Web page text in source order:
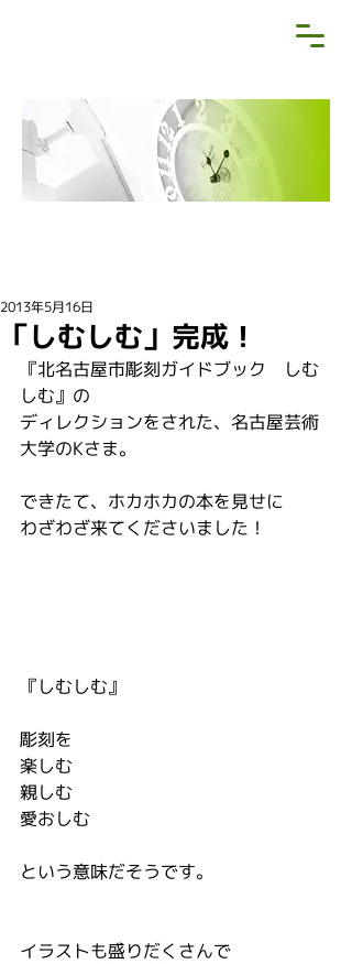
「しむしむ」完成！
2013年5月16日
『北名古屋市彫刻ガイドブック　しむ
しむ』の
ディレクションをされた、名古屋芸術
大学のKさま。
できたて、ホカホカの本を見せに
わざわざ来てくださいました！
『しむしむ』
彫刻を
楽しむ
親しむ
愛おしむ
という意味だそうです。
イラストも盛りだくさんで